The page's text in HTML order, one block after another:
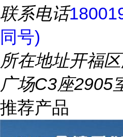
联系电话
同号)
所在地址开福
广场C3座2905
推荐产品